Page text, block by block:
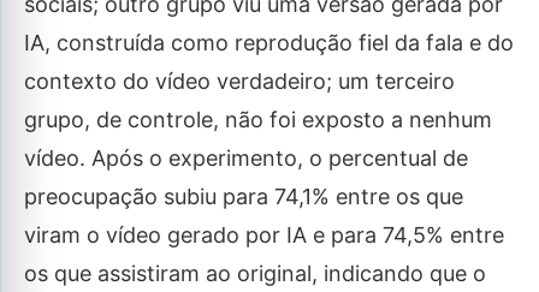
IA, construída como reprodução fiel da fala e do
contexto do vídeo verdadeiro; um terceiro
grupo, de controle, não foi exposto a nenhum
vídeo. Após o experimento, o percentual de
preocupação subiu para 74,1% entre os que
viram o vídeo gerado por IA e para 74,5% entre
os que assistiram ao original, indicando que o